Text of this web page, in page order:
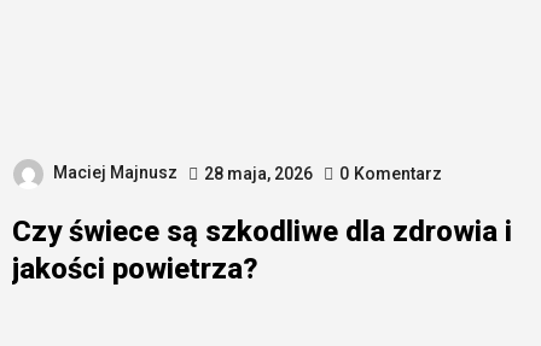
Maciej Majnusz 28 maja, 2026 0 Komentarz
Czy świece są szkodliwe dla zdrowia i
jakości powietrza?